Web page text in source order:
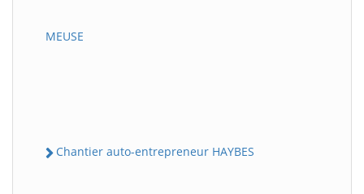
MEUSE
Chantier auto-entrepreneur HAYBES